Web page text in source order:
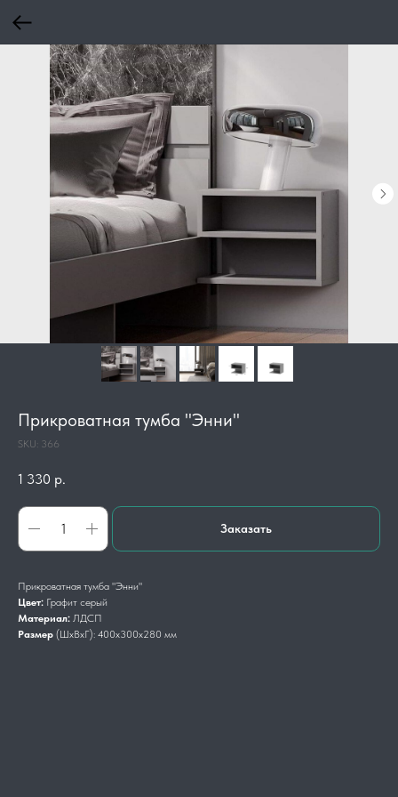
Прикроватная тумба "Энни"
SKU: 366
1 330 р.
Заказать
Прикроватная тумба "Энни"
Цвет: Графит серый
Материал: ЛДСП
Размер (ШхВхГ): 400х300х280 мм